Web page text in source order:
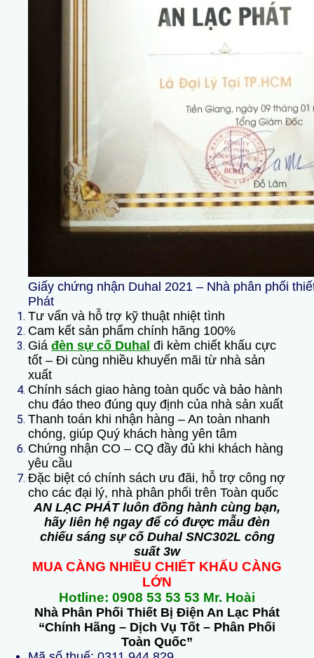
Giấy chứng nhận Duhal 2021 – Nhà phân phối
Phát
Tư vấn và hỗ trợ kỹ thuật nhiệt tình
Cam kết sản phẩm chính hãng 100%
Giá đèn sự cố Duhal đi kèm chiết khấu cực
tốt – Đi cùng nhiều khuyến mãi từ nhà sản
xuất
Chính sách giao hàng toàn quốc và bảo hành
chu đáo theo đúng quy định của nhà sản xuất
Thanh toán khi nhận hàng – An toàn nhanh
chóng, giúp Quý khách hàng yên tâm
Chứng nhận CO – CQ đầy đủ khi khách hàng
yêu cầu
Đặc biệt có chính sách ưu đãi, hỗ trợ công nợ
cho các đại lý, nhà phân phối trên Toàn quốc
AN LẠC PHÁT luôn đồng hành cùng bạn,
hãy liên hệ ngay để có được mẫu đèn
chiếu sáng sự cố Duhal SNC302L công
suất 3w
MUA CÀNG NHIỀU CHIẾT KHẤU CÀNG
LỚN
Hotline: 0908 53 53 53 Mr. Hoài
Nhà Phân Phối Thiết Bị Điện An Lạc Phát
“Chính Hãng – Dịch Vụ Tốt – Phân Phối
Toàn Quốc”